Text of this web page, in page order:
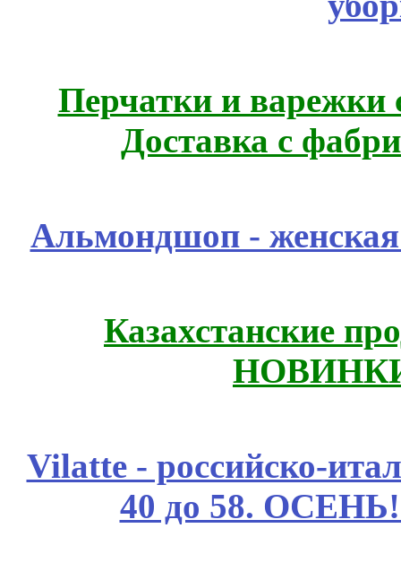
Перчатки и варежки
Доставка с
Альмондшоп -
Казахстанские
Vilatte - российско-
40 до 58.